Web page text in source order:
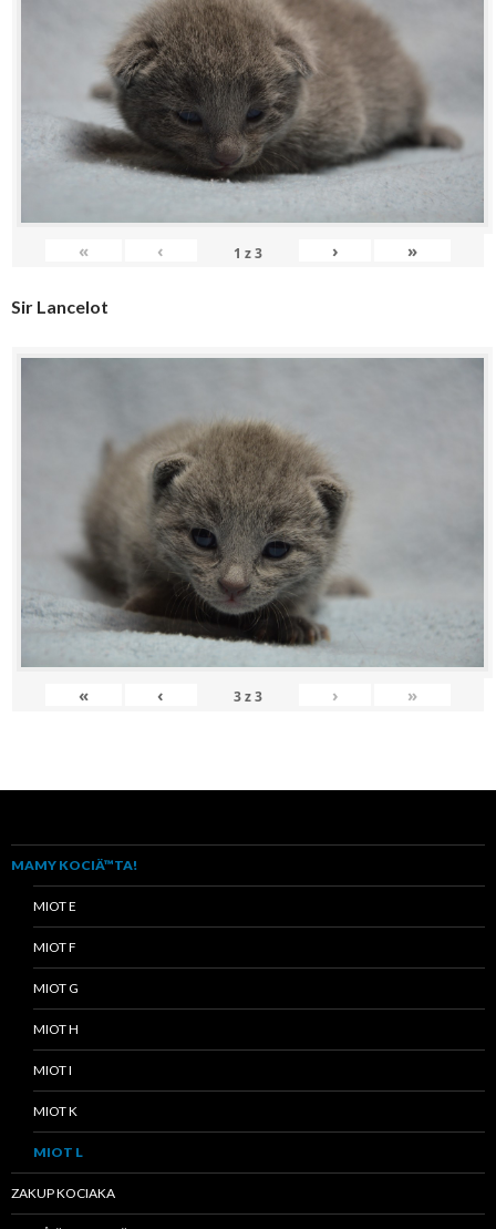
« ‹ 1 z3 › »
Sir Lancelot
« ‹ 3z3 › »
MAMY KOCIÄ™TA!
MIOT E
MIOT F
MIOT G
MIOT H
MIOT I
MIOT K
MIOT L
ZAKUP KOCIAKA